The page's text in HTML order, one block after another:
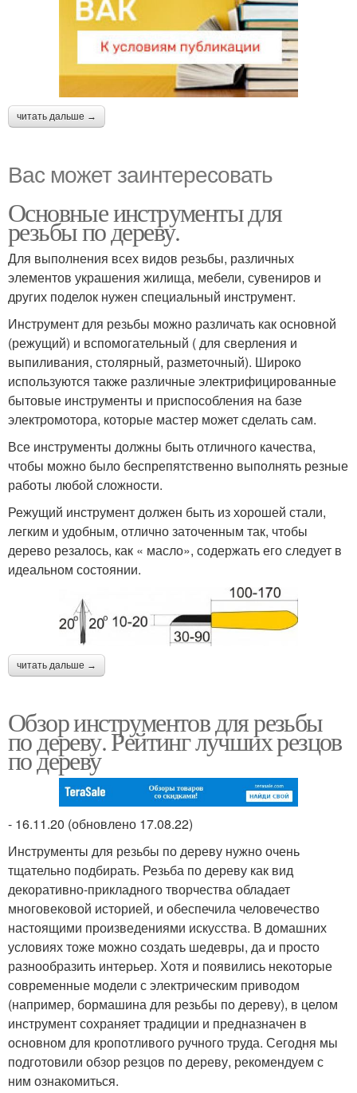
читать дальше →
Вас может заинтересовать
Основные инструменты для
резьбы по дереву.
Для выполнения всех видов резьбы, различных
элементов украшения жилища, мебели, сувениров и
других поделок нужен специальный инструмент.
Инструмент для резьбы можно различать как основной
(режущий) и вспомогательный ( для сверления и
выпиливания, столярный, разметочный). Широко
используются также различные электрифицированные
бытовые инструменты и приспособления на базе
электромотора, которые мастер может сделать сам.
Все инструменты должны быть отличного качества,
чтобы можно было беспрепятственно выполнять резные
работы любой сложности.
Режущий инструмент должен быть из хорошей стали,
легким и удобным, отлично заточенным так, чтобы
дерево резалось, как « масло», содержать его следует в
идеальном состоянии.
читать дальше →
Обзор инструментов для резьбы
по дереву. Рейтинг лучших резцов
по дереву
- 16.11.20 (обновлено 17.08.22)
Инструменты для резьбы по дереву нужно очень
тщательно подбирать. Резьба по дереву как вид
декоративно-прикладного творчества обладает
многовековой историей, и обеспечила человечество
настоящими произведениями искусства. В домашних
условиях тоже можно создать шедевры, да и просто
разнообразить интерьер. Хотя и появились некоторые
современные модели с электрическим приводом
(например, бормашина для резьбы по дереву), в целом
инструмент сохраняет традиции и предназначен в
основном для кропотливого ручного труда. Сегодня мы
подготовили обзор резцов по дереву, рекомендуем с
ним ознакомиться.